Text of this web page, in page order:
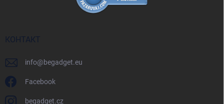
КОНТАКТ
info@begadget.eu
Facebook
begadget.cz